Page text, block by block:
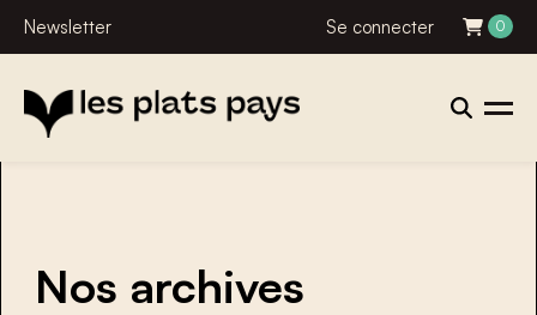
Newsletter Se connecter 0
Nos archives